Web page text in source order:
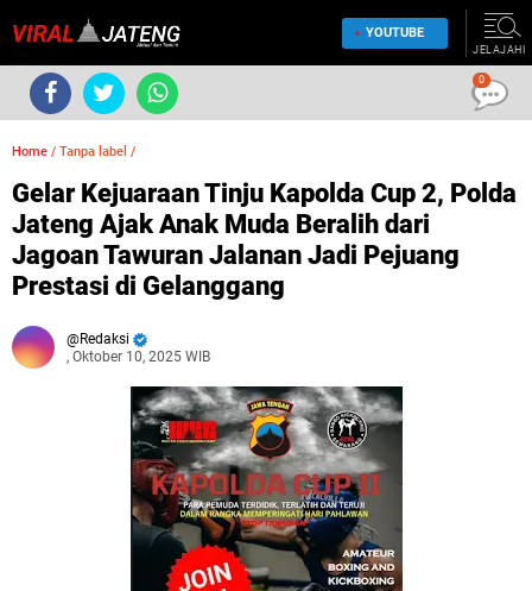
YOUTUBE
JELAJAHI
Home / Tanpa label /
Gelar Kejuaraan Tinju Kapolda Cup 2, Polda
Jateng Ajak Anak Muda Beralih dari
Jagoan Tawuran Jalanan Jadi Pejuang
Prestasi di Gelanggang
Redaksi
, Oktober 10, 2025 WIB
0